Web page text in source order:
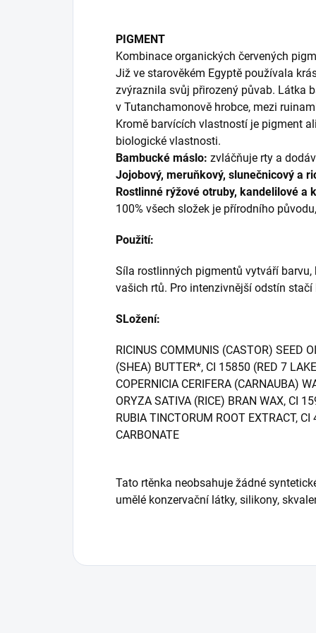
PIGMENT
Kombinace organických červených
Již ve starověkém Egyptě používala
zvýraznila svůj přirozený půvab. Látka
v Tutanchamonově hrobce, mezi
Kromě barvících vlastností je pigment
biologické vlastnosti.
Bambucké máslo: zvláčňuje rty a
Jojobový, meruňkový, slunečnicový a
Rostlinné rýžové otruby, kandelilové a
100% všech složek je přírodního
Použití:
Síla rostlinných pigmentů vytváří
vašich rtů. Pro intenzivnější odstín stačí
SLožení:
RICINUS COMMUNIS (CASTOR) SEED
(SHEA) BUTTER*, CI 15850 (RED 7
COPERNICIA CERIFERA (CARNAUBA)
ORYZA SATIVA (RICE) BRAN WAX, CI
RUBIA TINCTORUM ROOT EXTRACT,
CARBONATE
Tato rtěnka neobsahuje žádné
umělé konzervační látky, silikony,